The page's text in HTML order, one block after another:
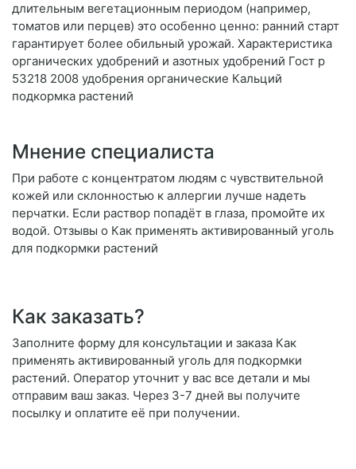
длительным вегетационным периодом (например,
томатов или перцев) это особенно ценно: ранний старт
гарантирует более обильный урожай. Характеристика
органических удобрений и азотных удобрений Гост р
53218 2008 удобрения органические Кальций
подкормка растений
Мнение специалиста
При работе с концентратом людям с чувствительной
кожей или склонностью к аллергии лучше надеть
перчатки. Если раствор попадёт в глаза, промойте их
водой. Отзывы о Как применять активированный уголь
для подкормки растений
Как заказать?
Заполните форму для консультации и заказа Как
применять активированный уголь для подкормки
растений. Оператор уточнит у вас все детали и мы
отправим ваш заказ. Через 3-7 дней вы получите
посылку и оплатите её при получении.